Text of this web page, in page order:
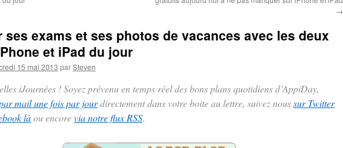
→
ses exams et ses photos de vacances avec les deux
et iPad du jour
15 mai 2013 parSteven
iJournées ! Soyez prévenu en temps réel des bons plans quotidiens d’AppiDay,
mail une fois par jourdirectement dans votre boite au lettre, suivez noussur Twitter
làou encorevia notre flux RSS.